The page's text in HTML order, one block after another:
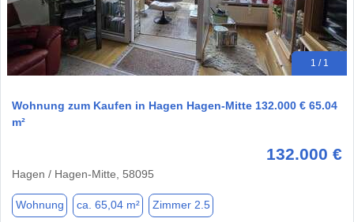
1 / 1
Wohnung zum Kaufen in Hagen Hagen-Mitte 132.000 € 65.04
m²
132.000 €
Hagen / Hagen-Mitte, 58095
Wohnung ca. 65,04 m² Zimmer 2.5